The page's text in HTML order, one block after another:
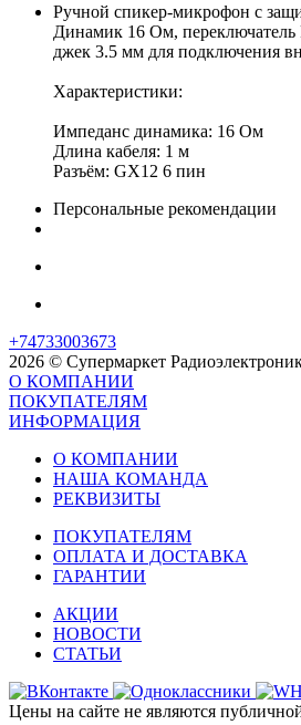
Ручной спикер-микрофон с
Динамик 16 Ом,
джек 3.5 мм для подключения
Характеристики:
Импеданс динамика: 16 Ом
Длина кабеля: 1 м
Разъём: GX12 6 пин
Персональные рекомендации
+74733003673
2026 © Супермаркет
О КОМПАНИИ
ПОКУПАТЕЛЯМ
ИНФОРМАЦИЯ
О КОМПАНИИ
НАША КОМАНДА
РЕКВИЗИТЫ
ПОКУПАТЕЛЯМ
ОПЛАТА И ДОСТАВКА
ГАРАНТИИ
АКЦИИ
НОВОСТИ
СТАТЬИ
Цены на сайте не являются